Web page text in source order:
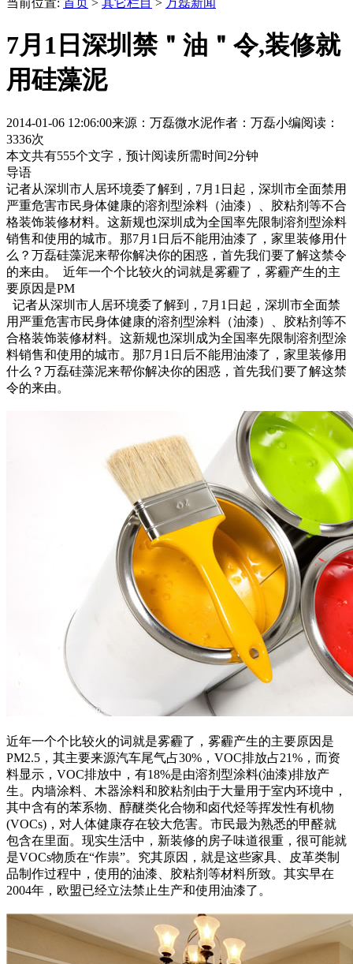
当前位置: 首页 > 其它栏目 > 万磊新闻
7月1日深圳禁＂油＂令,装修就
用硅藻泥
2014-01-06 12:06:00来源：万磊微水泥作者：万磊小编阅读：
3336次
本文共有555个文字，预计阅读所需时间2分钟
导语
记者从深圳市人居环境委了解到，7月1日起，深圳市全面禁用
严重危害市民身体健康的溶剂型涂料（油漆）、胶粘剂等不合
格装饰装修材料。这新规也深圳成为全国率先限制溶剂型涂料
销售和使用的城市。那7月1日后不能用油漆了，家里装修用什
么？万磊硅藻泥来帮你解决你的困惑，首先我们要了解这禁令
的来由。 ​ 近年一个个比较火的词就是雾霾了，雾霾产生的主
要原因是PM
记者从深圳市人居环境委了解到，7月1日起，深圳市全面禁
用严重危害市民身体健康的溶剂型涂料（油漆）、胶粘剂等不
合格装饰装修材料。这新规也深圳成为全国率先限制溶剂型涂
料销售和使用的城市。那7月1日后不能用油漆了，家里装修用
什么？万磊硅藻泥来帮你解决你的困惑，首先我们要了解这禁
令的来由。
近年一个个比较火的词就是雾霾了，雾霾产生的主要原因是
PM2.5，其主要来源汽车尾气占30%，VOC排放占21%，而资
料显示，VOC排放中，有18%是由溶剂型涂料(油漆)排放产
生。内墙涂料、木器涂料和胶粘剂由于大量用于室内环境中，
其中含有的苯系物、醇醚类化合物和卤代烃等挥发性有机物
(VOCs)，对人体健康存在较大危害。市民最为熟悉的甲醛就
包含在里面。现实生活中，新装修的房子味道很重，很可能就
是VOCs物质在“作祟”。究其原因，就是这些家具、皮革类制
品制作过程中，使用的油漆、胶粘剂等材料所致。其实早在
2004年，欧盟已经立法禁止生产和使用油漆了。